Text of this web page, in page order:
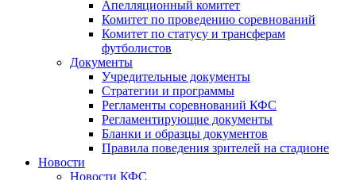
Апелляционный комитет
Комитет по проведению соревнований
Комитет по статусу и трансферам
футболистов
Документы
Учредительные документы
Стратегии и программы
Регламенты соревнований КФС
Регламентирующие документы
Бланки и образцы документов
Правила поведения зрителей на стадионе
Новости
Новости КФС